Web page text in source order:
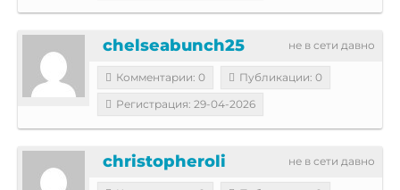
не в сети давно
chelseabunch25
Комментарии: 0
Публикации: 0
Регистрация: 29-04-2026
не в сети давно
christopheroli